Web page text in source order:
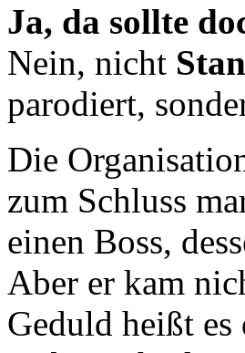
Ja, da sollte
Nein, nicht
parodiert,
Die
zum Schluss
einen Boss,
Aber er kam
Geduld heißt